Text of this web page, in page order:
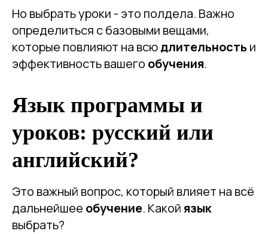
Но выбрать уроки - это полдела. Важно
определиться с базовыми вещами,
которые повлияют на всюдлительность и
эффективность вашего обучения.
Язык программы и
уроков: русский или
английский?
Это важный вопрос, который влияет на всё
дальнейшее обучение. Какой язык
выбрать?